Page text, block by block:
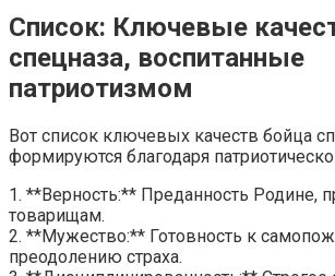
Список: Ключевые
спецназа, воспитанные
патриотизмом
Вот список ключевых качеств бойца
формируются благодаря
1. **Верность:** Преданность Родине,
товарищам.
2. **Мужество:** Готовность к
преодолению страха.